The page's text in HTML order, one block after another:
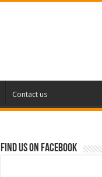
Contact us
Find us on Facebook